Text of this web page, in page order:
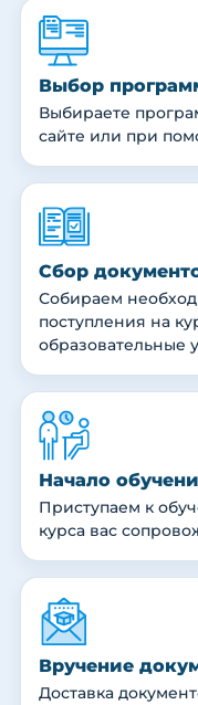
Выбор
Выбираете
сайте или при
Сбор
Собираем
поступления на
образовательные
Начало
Приступаем к
курса вас
Вручение
Доставка